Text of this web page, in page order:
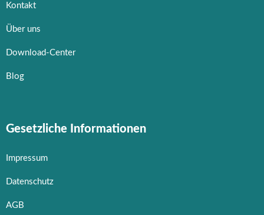
Kontakt
Über uns
Download-Center
Blog
Gesetzliche Informationen
Impressum
Datenschutz
AGB